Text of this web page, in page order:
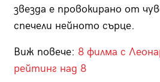
звезда е провокирано от
спечели нейното сърце.
Виж повече: 8 филма с
рейтинг над 8